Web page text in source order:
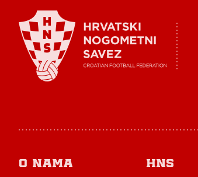
O nama HNS